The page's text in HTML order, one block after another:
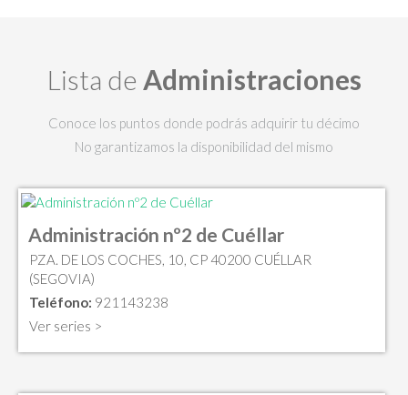
Lista de Administraciones
Conoce los puntos donde podrás adquirir tu décimo
No garantizamos la disponibilidad del mismo
Administración nº2 de Cuéllar
PZA. DE LOS COCHES, 10, CP 40200 CUÉLLAR
(SEGOVIA)
Teléfono: 921143238
Ver series >